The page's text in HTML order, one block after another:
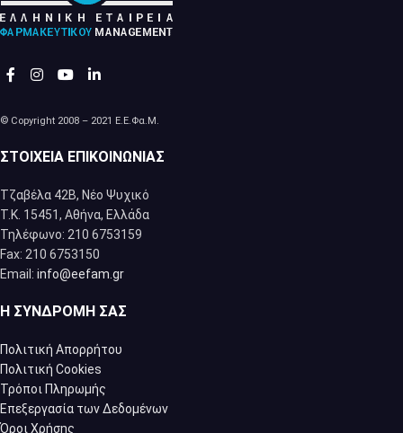
© Copyright 2008 – 2021 Ε.Ε.Φα.Μ.
ΣΤΟΙΧΕΊΑ ΕΠΙΚΟΙΝΩΝΊΑΣ
Τζαβέλα 42Β, Νέο Ψυχικό
Τ.Κ. 15451, Αθήνα, Eλλάδα
Τηλέφωνο: 210 6753159
Fax: 210 6753150
Email: info@eefam.gr
Η ΣΥΝΔΡΟΜΉ ΣΑΣ
Πολιτική Απορρήτου
Πολιτική Cookies
Τρόποι Πληρωμής
Επεξεργασία των Δεδομένων
Όροι Χρήσης